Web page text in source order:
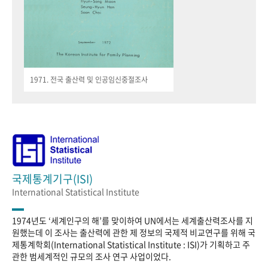
1971. 전국 출산력 및 인공임신중절조사
국제통계기구(ISI)
International Statistical Institute
1974년도 ‘세계인구의 해’를 맞이하여 UN에서는 세계출산력조사를 지
원했는데 이 조사는 출산력에 관한 제 정보의 국제적 비교연구를 위해 국
제통계학회(International Statistical Institute : ISI)가 기획하고 주
관한 범세계적인 규모의 조사 연구 사업이었다.